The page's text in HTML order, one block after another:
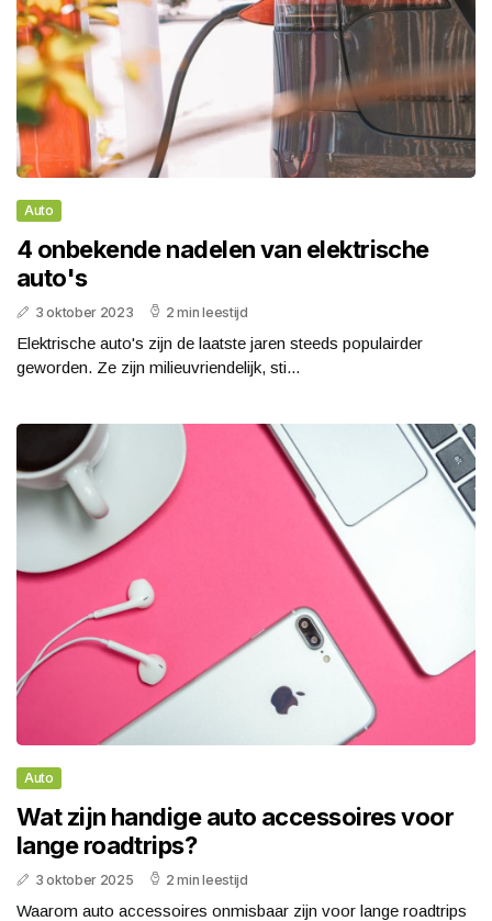
Auto
4 onbekende nadelen van elektrische
auto's
3 oktober 2023 2 min leestijd
Elektrische auto's zijn de laatste jaren steeds populairder
geworden. Ze zijn milieuvriendelijk, sti...
Auto
Wat zijn handige auto accessoires voor
lange roadtrips?
3 oktober 2025 2 min leestijd
Waarom auto accessoires onmisbaar zijn voor lange roadtrips